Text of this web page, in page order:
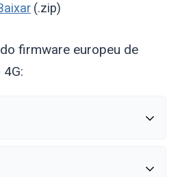
(.zip)
firmware europeu de